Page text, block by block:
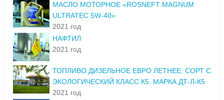
МАСЛО МОТОРНОЕ «ROSNEFT MAGNUM
ULTRATEC 5W-40»
2021 год
НАФТИЛ
2021 год
ТОПЛИВО ДИЗЕЛЬНОЕ ЕВРО ЛЕТНЕЕ. СОРТ С.
ЭКОЛОГИЧЕСКИЙ КЛАСС К5. МАРКА ДТ-Л-К5
2021 год